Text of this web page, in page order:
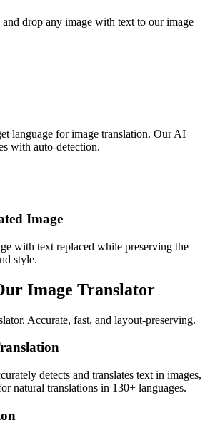
drop any image with text to our image
language for image translation. Our AI
with auto-detection.
Image
with text replaced while preserving the
style.
Image Translator
Accurate, fast, and layout-preserving.
detects and translates text in images,
natural translations in 130+ languages.